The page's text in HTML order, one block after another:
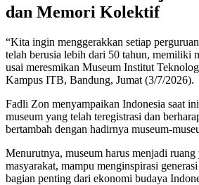
dan Memori Kolektif
“Kita ingin menggerakkan setiap
telah berusia lebih dari 50 tahun, memiliki
usai meresmikan Museum Institut
Kampus ITB, Bandung, Jumat (3/7/2026).
Fadli Zon menyampaikan Indonesia saat
museum yang telah teregistrasi dan
bertambah dengan hadirnya museum-
Menurutnya, museum harus menjadi
masyarakat, mampu menginspirasi
bagian penting dari ekonomi budaya